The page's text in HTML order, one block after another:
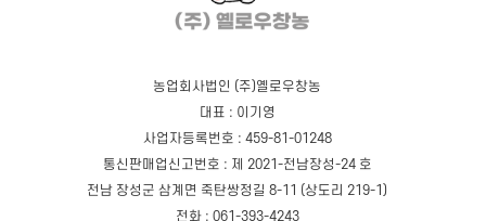
농업회사법인 (주)옐로우창농
대표 : 이기영
사업자등록번호 : 459-81-01248
통신판매업신고번호 : 제 2021-전남장성-24 호
전남 장성군 삼계면 죽탄쌍정길 8-11 (상도리 219-1)
전화 : 061-393-4243